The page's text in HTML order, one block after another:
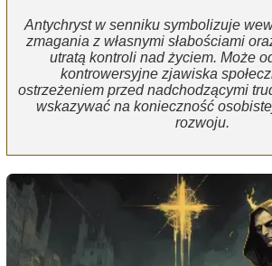
Antychryst w senniku symbolizuje
zmagania z własnymi słabościami
utratą kontroli nad życiem. Może
kontrowersyjne zjawiska
ostrzeżeniem przed nadchodzącymi
wskazywać na konieczność
rozwoju.